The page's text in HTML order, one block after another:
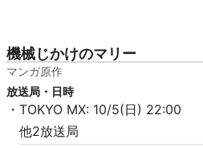
機械じかけのマリー
マンガ原作
放送局・日時
・TOKYO MX: 10/5(日) 22:00
他2放送局